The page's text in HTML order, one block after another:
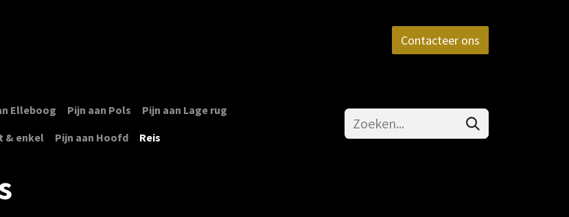
Contacteer ons
Elleboog Pijn aan Pols
Pijn aan Lage rug
& enkel Pijn aan Hoofd Reis